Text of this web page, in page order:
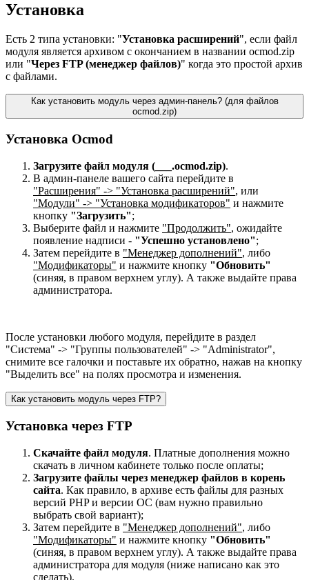
Установка
Есть 2 типа установки: "Установка расширений", если файл
модуля является архивом с окончанием в названии ocmod.zip
или "Через FTP (менеджер файлов)" когда это простой архив
с файлами.
Как установить модуль через админ-панель? (для файлов
ocmod.zip)
Установка Ocmod
Загрузите файл модуля (___.ocmod.zip).
В админ-панеле вашего сайта перейдите в
"Расширения" -> "Установка расширений", или
"Модули" -> "Установка модификаторов" и нажмите
кнопку "Загрузить";
Выберите файл и нажмите "Продолжить", ожидайте
появление надписи - "Успешно установлено";
Затем перейдите в "Менеджер дополнений", либо
"Модификаторы" и нажмите кнопку "Обновить"
(синяя, в правом верхнем углу). А также выдайте права
администратора.
После установки любого модуля, перейдите в раздел
"Система" -> "Группы пользователей" -> "Administrator",
снимите все галочки и поставьте их обратно, нажав на кнопку
"Выделить все" на полях просмотра и изменения.
Как установить модуль через FTP?
Установка через FTP
Скачайте файл модуля. Платные дополнения можно
скачать в личном кабинете только после оплаты;
Загрузите файлы через менеджер файлов в корень
сайта. Как правило, в архиве есть файлы для разных
версий PHP и версии OC (вам нужно правильно
выбрать свой вариант);
Затем перейдите в "Менеджер дополнений", либо
"Модификаторы" и нажмите кнопку "Обновить"
(синяя, в правом верхнем углу). А также выдайте права
администратора для модуля (ниже написано как это
сделать).